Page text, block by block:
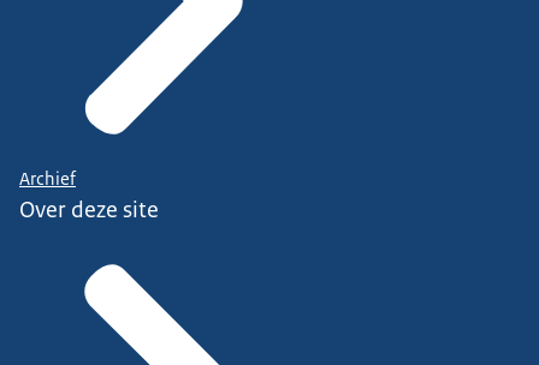
Archief
Over deze site